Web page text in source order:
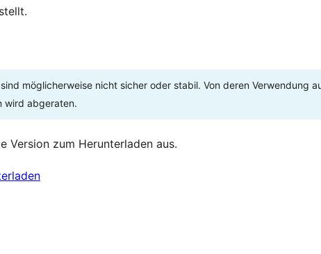
möglicherweise nicht sicher oder stabil. Von deren Verwendung
wird abgeraten.
Version zum Herunterladen aus.